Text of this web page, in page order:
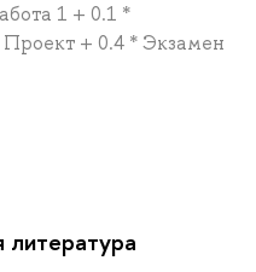
1 + 0.1 *
Проект + 0.4 * Экзамен